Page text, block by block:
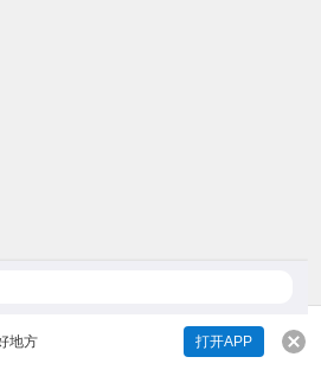
地方 打开APP